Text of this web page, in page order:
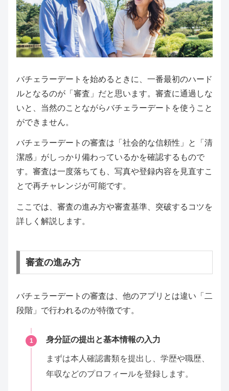
バチェラーデートを始めるときに、一番最初のハード
ルとなるのが「審査」だと思います。審査に通過しな
いと、当然のことながらバチェラーデートを使うこと
ができません。
バチェラーデートの審査は「社会的な信頼性」と「清
潔感」がしっかり備わっているかを確認するもので
す。審査は一度落ちても、写真や登録内容を見直すこ
とで再チャレンジが可能です。
ここでは、審査の進み方や審査基準、突破するコツを
詳しく解説します。
審査の進み方
バチェラーデートの審査は、他のアプリとは違い「二
段階」で行われるのが特徴です。
1 身分証の提出と基本情報の入力
まずは本人確認書類を提出し、学歴や職歴、
年収などのプロフィールを登録します。